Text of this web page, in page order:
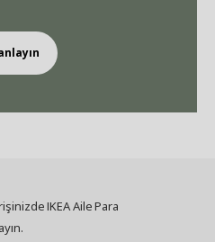
IKEA Aile Para